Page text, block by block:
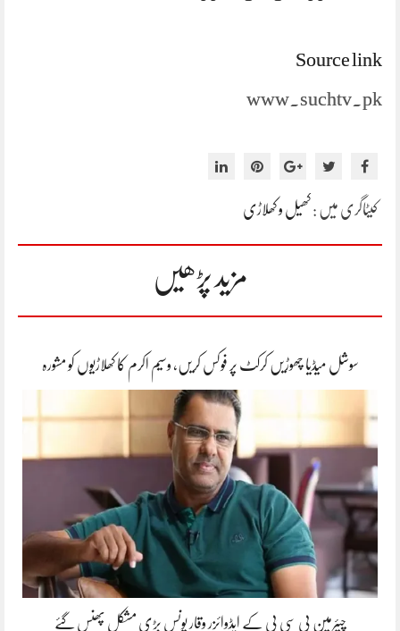
Source link
www.suchtv.pk
کیٹاگری میں : کھیل و کھلاڑی
مزید پڑھیں
سوشل میڈیا چھوڑیں کرکٹ پر فوکس کریں، وسیم اکرم کا کھلاڑیوں کو مشورہ
چیئرمین پی سی بی کے ایڈوائزر وقار یونس بڑی مشکل پھنس گئے